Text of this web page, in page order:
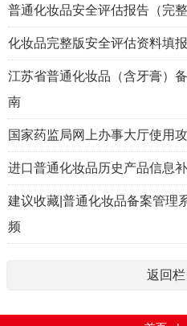
普通化妆品安全评估报告（完
化妆品完整版安全评估资料填
江苏省普通化妆品（含牙膏）
南
国家药监局网上办事大厅使用
进口普通化妆品历史产品信息
建议收藏|普通化妆品备案管理
频
返回